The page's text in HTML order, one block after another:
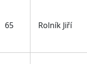
65 Rolník Jiří